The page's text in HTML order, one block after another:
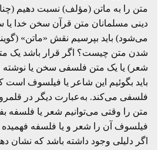
متن را به ماتن (مؤلف) نسبت دهیم
دینی مسلمانان متن قرآن سخن خدا یا
می‌شود) باید بپرسیم نقش «ماتن»
شدن متن چیست؟ اگر قرار باشد یک
شعر) یا یک متن فلسفی سخن یا نوشته
باید بگوئیم این شاعر یا فیلسوف
فلسفی می‌کند. به‌عبارت دیگر در
متن را وقتی می‌توانیم شعر یا فلسفه
فیلسوف آن را شعر و یا فلسفه فهمیده
اگر دلیلی وجود داشته باشد که نشان